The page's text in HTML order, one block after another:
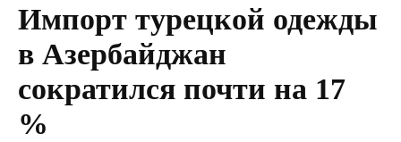
Импорт турецкой одежды
в Азербайджан
сократился почти на 17
%